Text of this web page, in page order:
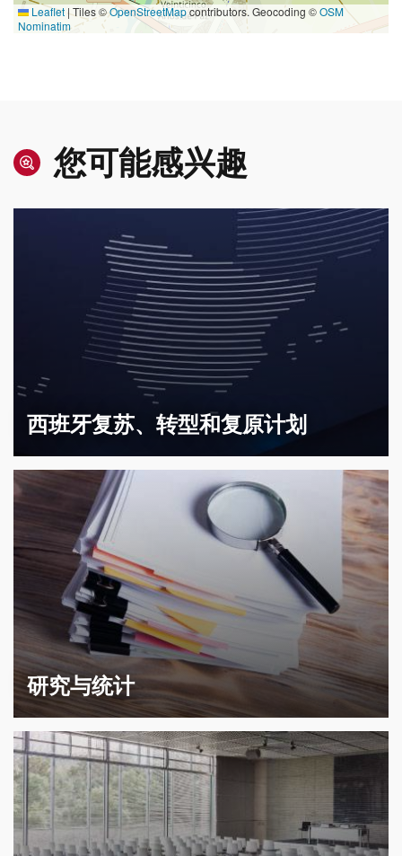
Leaflet|Tiles ©OpenStreetMapcontributors. Geocoding ©OSM
Nominatim
您可能感兴趣
西班牙复苏、转型和复原计划
研究与统计